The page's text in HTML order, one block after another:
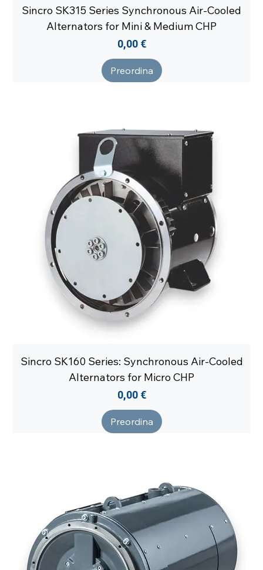
Sincro SK315 Series Synchronous Air-Cooled
Alternators for Mini & Medium CHP
Prezzo
0,00 €
Preordina
Sincro SK160 Series: Synchronous Air-Cooled
Alternators for Micro CHP
Prezzo
0,00 €
Preordina